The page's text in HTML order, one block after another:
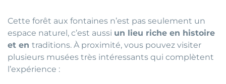
Cette forêt aux fontaines n’est pas seulement un
espace naturel, c’est aussi un lieu riche en histoire
et en traditions. À proximité, vous pouvez visiter
plusieurs musées très intéressants qui complètent
l’expérience :